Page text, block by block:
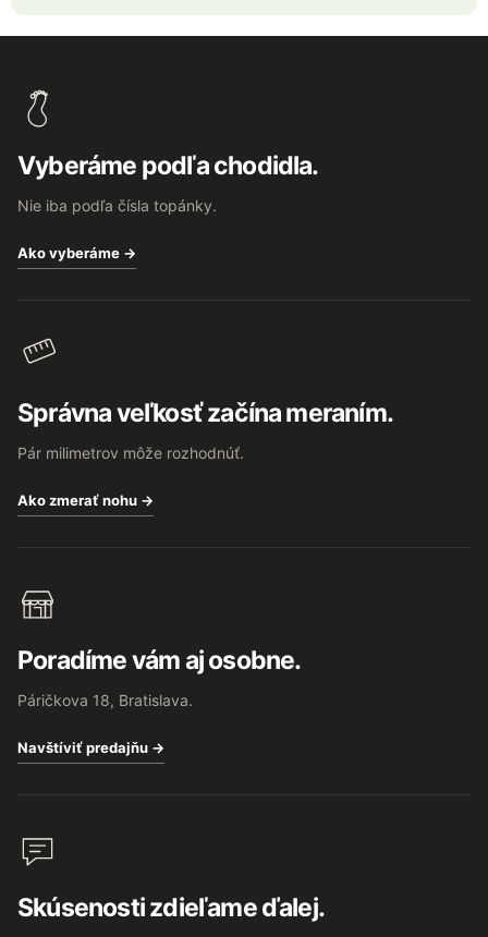
Vyberáme podľa chodidla.
Nie iba podľa čísla topánky.
Ako vyberáme →
Správna veľkosť začína meraním.
Pár milimetrov môže rozhodnúť.
Ako zmerať nohu →
Poradíme vám aj osobne.
Páričkova 18, Bratislava.
Navštíviť predajňu →
Skúsenosti zdieľame ďalej.